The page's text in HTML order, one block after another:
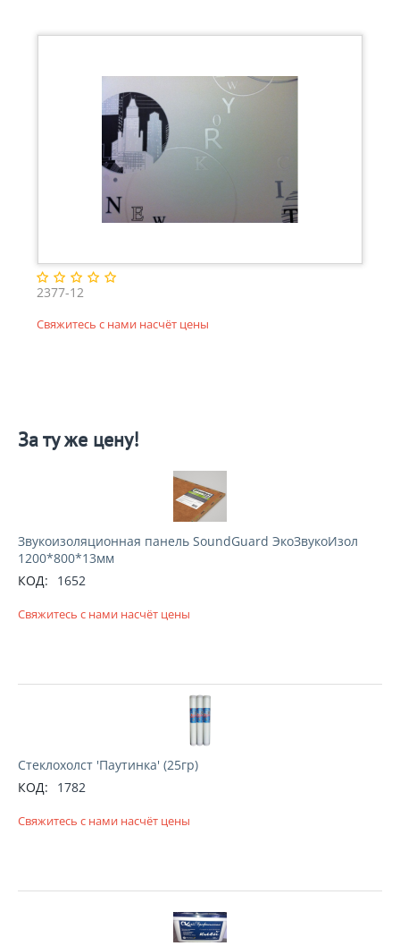
2377-12
Свяжитесь с нами насчёт цены
За ту же цену!
Звукоизоляционная панель SoundGuard ЭкоЗвукоИзол
1200*800*13мм
КОД:
1652
Свяжитесь с нами насчёт цены
Стеклохолст 'Паутинка' (25гр)
КОД:
1782
Свяжитесь с нами насчёт цены